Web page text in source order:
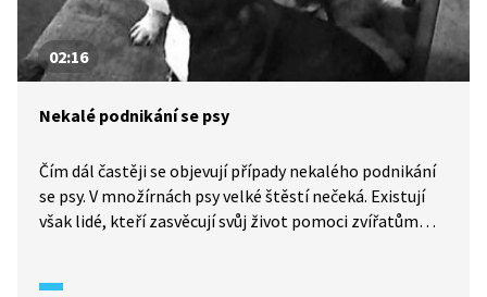
02:16
Nekalé podnikání se psy
Čím dál častěji se objevují případy nekalého podnikání
se psy. V množírnách psy velké štěstí nečeká. Existují
však lidé, kteří zasvěcují svůj život pomoci zvířatům